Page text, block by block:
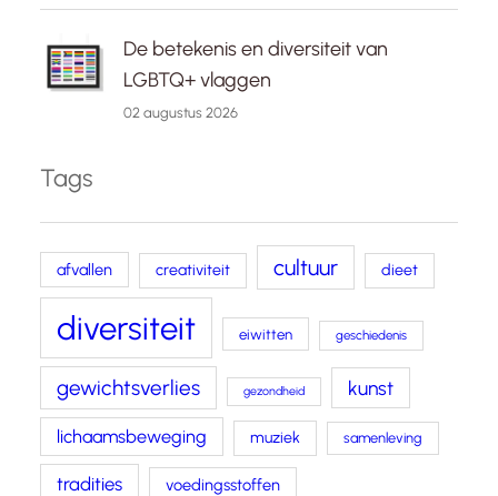
De betekenis en diversiteit van
LGBTQ+ vlaggen
02 augustus 2026
Tags
afvallen creativiteit cultuur dieet
diversiteit eiwitten geschiedenis
gewichtsverlies gezondheid kunst
lichaamsbeweging muziek samenleving
tradities voedingsstoffen